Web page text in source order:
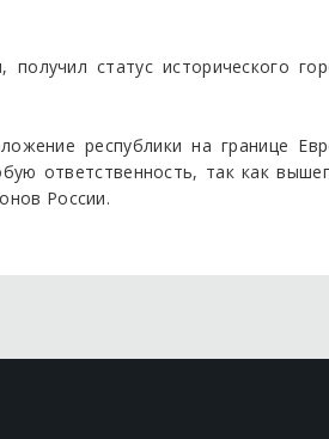
статус исторического
республики на границе
ответственность, так как
России.